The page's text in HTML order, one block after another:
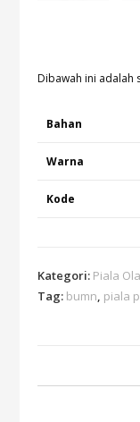
Dibawah ini adalah
Bahan
Warna
Kode
Kategori: Piala
Tag: bumn, piala